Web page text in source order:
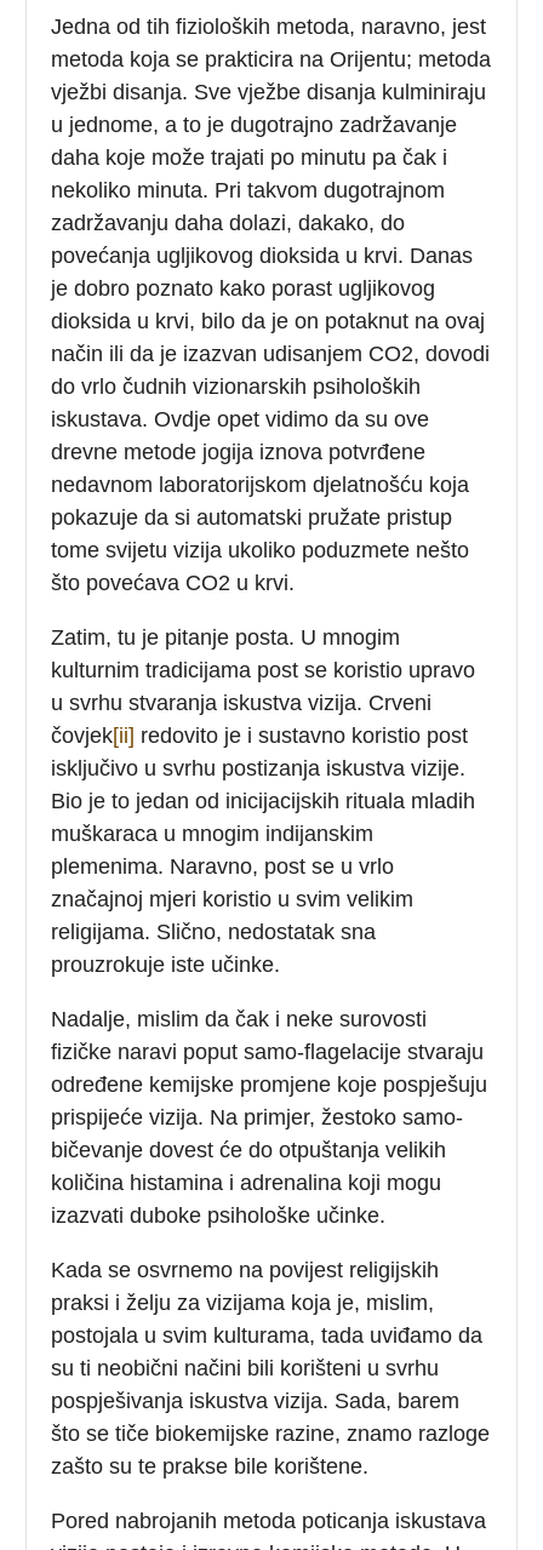
Jedna od tih fizioloških metoda, naravno, jest
metoda koja se prakticira na Orijentu; metoda
vježbi disanja. Sve vježbe disanja kulminiraju
u jednome, a to je dugotrajno zadržavanje
daha koje može trajati po minutu pa čak i
nekoliko minuta. Pri takvom dugotrajnom
zadržavanju daha dolazi, dakako, do
povećanja ugljikovog dioksida u krvi. Danas
je dobro poznato kako porast ugljikovog
dioksida u krvi, bilo da je on potaknut na ovaj
način ili da je izazvan udisanjem CO2, dovodi
do vrlo čudnih vizionarskih psiholoških
iskustava. Ovdje opet vidimo da su ove
drevne metode jogija iznova potvrđene
nedavnom laboratorijskom djelatnošću koja
pokazuje da si automatski pružate pristup
tome svijetu vizija ukoliko poduzmete nešto
što povećava CO2 u krvi.
Zatim, tu je pitanje posta. U mnogim
kulturnim tradicijama post se koristio upravo
u svrhu stvaranja iskustva vizija. Crveni
čovjek[ii] redovito je i sustavno koristio post
isključivo u svrhu postizanja iskustva vizije.
Bio je to jedan od inicijacijskih rituala mladih
muškaraca u mnogim indijanskim
plemenima. Naravno, post se u vrlo
značajnoj mjeri koristio u svim velikim
religijama. Slično, nedostatak sna
prouzrokuje iste učinke.
Nadalje, mislim da čak i neke surovosti
fizičke naravi poput samo-flagelacije stvaraju
određene kemijske promjene koje pospješuju
prispijeće vizija. Na primjer, žestoko samo-
bičevanje dovest će do otpuštanja velikih
količina histamina i adrenalina koji mogu
izazvati duboke psihološke učinke.
Kada se osvrnemo na povijest religijskih
praksi i želju za vizijama koja je, mislim,
postojala u svim kulturama, tada uviđamo da
su ti neobični načini bili korišteni u svrhu
pospješivanja iskustva vizija. Sada, barem
što se tiče biokemijske razine, znamo razloge
zašto su te prakse bile korištene.
Pored nabrojanih metoda poticanja iskustava